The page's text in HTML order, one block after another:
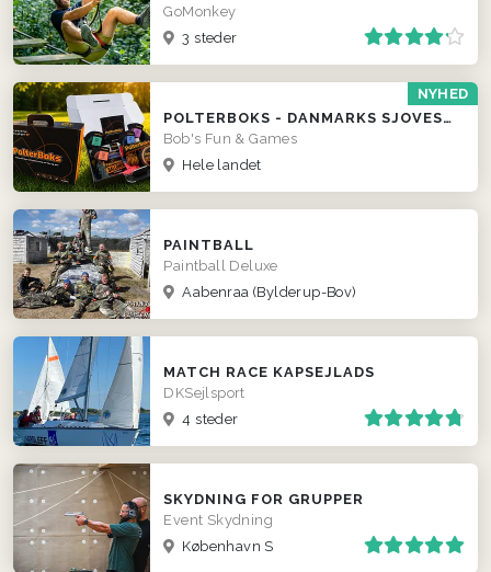
GoMonkey
3 steder
NYHED
POLTERBOKS - DANMARKS SJOVESTE POLTERABEND
Bob's Fun & Games
Hele landet
PAINTBALL
Paintball Deluxe
Aabenraa (Bylderup-Bov)
MATCH RACE KAPSEJLADS
DKSejlsport
4 steder
SKYDNING FOR GRUPPER
Event Skydning
København S